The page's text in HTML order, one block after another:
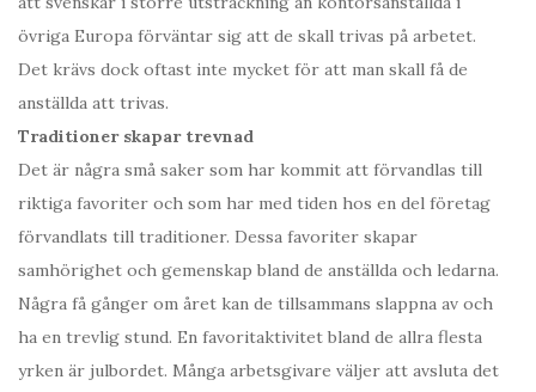
övriga Europa förväntar sig att de skall trivas på arbetet.
Det krävs dock oftast inte mycket för att man skall få de
anställda att trivas.
Traditioner skapar trevnad
Det är några små saker som har kommit att förvandlas till
riktiga favoriter och som har med tiden hos en del företag
förvandlats till traditioner. Dessa favoriter skapar
samhörighet och gemenskap bland de anställda och ledarna.
Några få gånger om året kan de tillsammans slappna av och
ha en trevlig stund. En favoritaktivitet bland de allra flesta
yrken är julbordet. Många arbetsgivare väljer att avsluta det